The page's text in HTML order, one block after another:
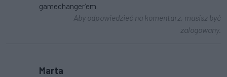
gamechanger’em.
Aby odpowiedzieć na komentarz, musisz być
zalogowany.
Marta